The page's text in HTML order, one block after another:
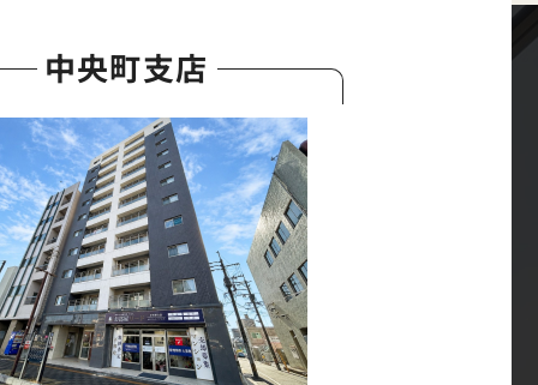
中央町支店